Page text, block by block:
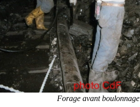
Forage avant boulonnage